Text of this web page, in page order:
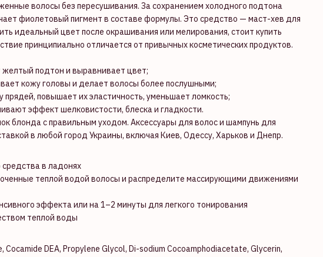
волосы без пересушивания. За сохранением холодного подтона
фиолетовый пигмент в составе формулы. Это средство — маст-хев для
идеальный цвет после окрашивания или мелирования, стоит купить
принципиально отличается от привычных косметических продуктов.
подтон и выравнивает цвет;
кожу головы и делает волосы более послушными;
прядей, повышает их эластичность, уменьшает ломкость;
эффект шелковистости, блеска и гладкости.
блонда с правильным уходом. Аксессуары для волос и шампунь для
в ​​любой город Украины, включая Киев, Одессу, Харьков и Днепр.
в ладонях
теплой водой волосы и распределите массирующими движениями
эффекта или на 1–2 минуты для легкого тонирования
теплой воды
Cocamide DEA, Propylene Glycol, Di-sodium Cocoamphodiacetate, Glycerin,